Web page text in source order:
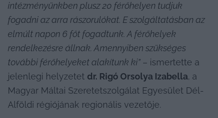
intézményünkben plusz 20 férőhelyen tudjuk
fogadni az arra rászorulókat. E szolgáltatásban az
elmúlt napon 6 főt fogadtunk. A férőhelyek
rendelkezésre állnak. Amennyiben szükséges
további férőhelyeket alakítunk ki” – ismertette a
jelenlegi helyzetet dr. Rigó Orsolya Izabella, a
Magyar Máltai Szeretetszolgálat Egyesület Dél-
Alföldi régiójának regionális vezetője.